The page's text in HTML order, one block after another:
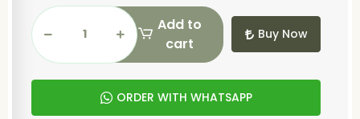
Add to
cart
Buy Now
ORDER WITH WHATSAPP